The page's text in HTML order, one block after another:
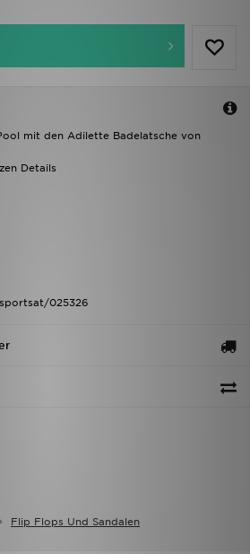
mit den Adilette Badelatsche von
Details
025326
Flip Flops Und Sandalen